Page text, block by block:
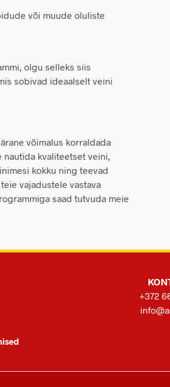
või muude oluliste
olgu selleks siis
sobivad ideaalselt veini
võimalus korraldada
kvaliteetset veini,
kokku ning teevad
vajadustele vastava
saad tutvuda meie
+372